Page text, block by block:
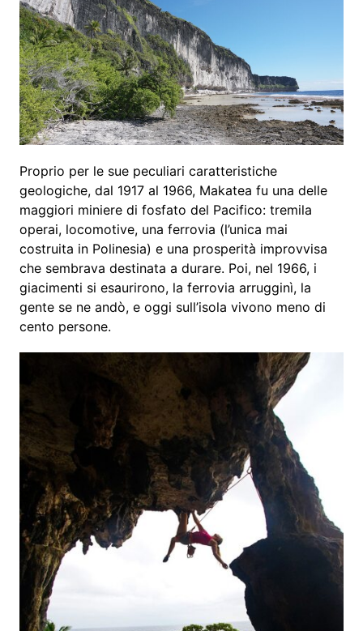
Proprio per le sue peculiari caratteristiche
geologiche, dal 1917 al 1966, Makatea fu una delle
maggiori miniere di fosfato del Pacifico: tremila
operai, locomotive, una ferrovia (l’unica mai
costruita in Polinesia) e una prosperità improvvisa
che sembrava destinata a durare. Poi, nel 1966, i
giacimenti si esaurirono, la ferrovia arrugginì, la
gente se ne andò, e oggi sull’isola vivono meno di
cento persone.